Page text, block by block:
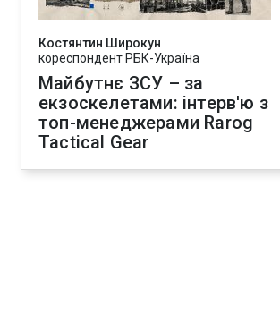
Костянтин Широкун
кореспондент РБК-Україна
Майбутнє ЗСУ – за
екзоскелетами: інтерв'ю з
топ-менеджерами Rarog
Tactical Gear